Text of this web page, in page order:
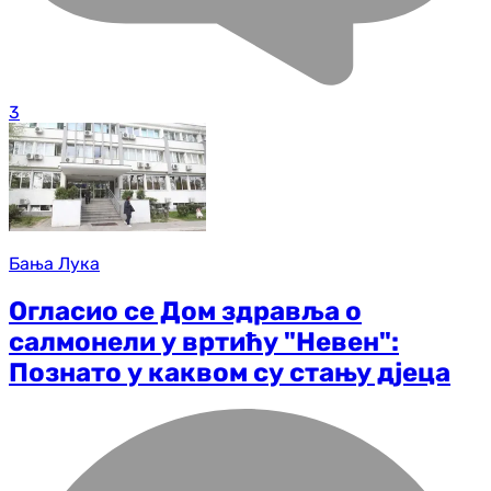
3
Бања Лука
Огласио се Дом здравља о
салмонели у вртићу "Невен":
Познато у каквом су стању дјеца